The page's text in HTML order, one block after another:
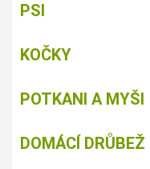
PSI
KOČKY
POTKANI A MYŠI
DOMÁCÍ DRŮBEŽ